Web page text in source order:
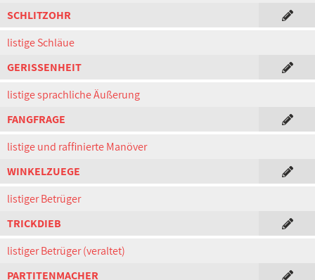
SCHLITZOHR
listige Schläue
GERISSENHEIT
listige sprachliche Äußerung
FANGFRAGE
listige und raffinierte Manöver
WINKELZUEGE
listiger Betrüger
TRICKDIEB
listiger Betrüger (veraltet)
PARTITENMACHER